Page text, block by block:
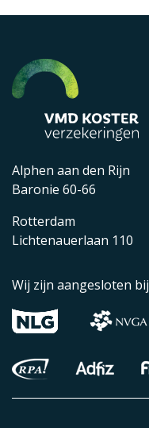
Alphen aan den Rijn
Baronie 60-66
Rotterdam
Lichtenauerlaan 110
Wij zijn aangesloten bij